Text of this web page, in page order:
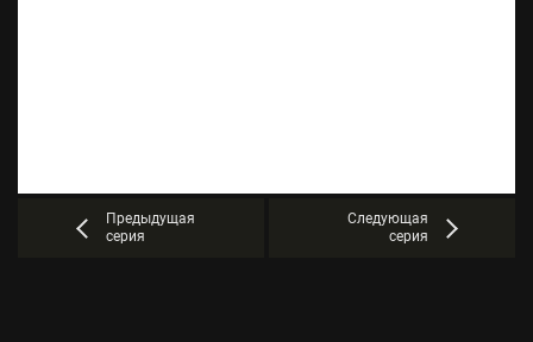
Предыдущая
серия
Следующая
серия